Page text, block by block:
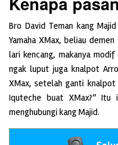
Bro David Teman kang
Yamaha XMax, beliau
lari kencang, makanya
ngak luput juga knalpot
XMax, setelah ganti
Iquteche buat XMax?” Itu
menghubungi kang Majid.